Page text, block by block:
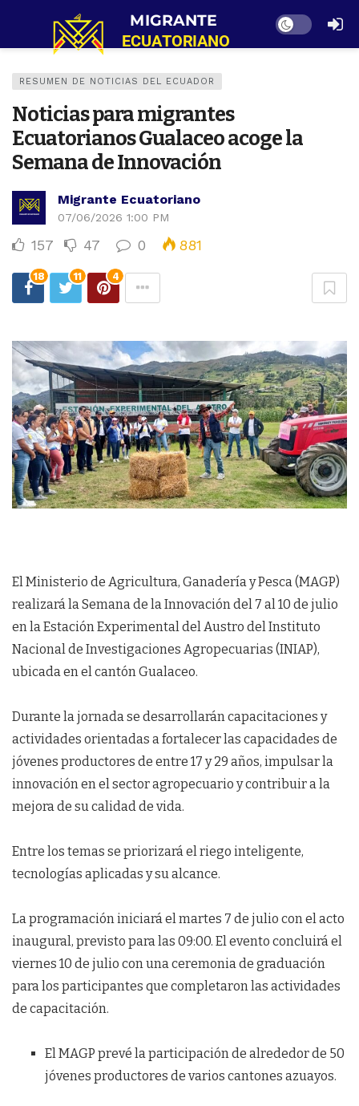
Dark mode
RESUMEN DE NOTICIAS DEL ECUADOR
Noticias para migrantes
Ecuatorianos Gualaceo acoge la
Semana de Innovación
Migrante Ecuatoriano
07/06/2026 1:00 PM
157 47 0 881
18 11 4
El Ministerio de Agricultura, Ganadería y Pesca (MAGP)
realizará la Semana de la Innovación del 7 al 10 de julio
en la Estación Experimental del Austro del Instituto
Nacional de Investigaciones Agropecuarias (INIAP),
ubicada en el cantón Gualaceo.
Durante la jornada se desarrollarán capacitaciones y
actividades orientadas a fortalecer las capacidades de
jóvenes productores de entre 17 y 29 años, impulsar la
innovación en el sector agropecuario y contribuir a la
mejora de su calidad de vida.
Entre los temas se priorizará el riego inteligente,
tecnologías aplicadas y su alcance.
La programación iniciará el martes 7 de julio con el acto
inaugural, previsto para las 09:00. El evento concluirá el
viernes 10 de julio con una ceremonia de graduación
para los participantes que completaron las actividades
de capacitación.
El MAGP prevé la participación de alrededor de 50
jóvenes productores de varios cantones azuayos.